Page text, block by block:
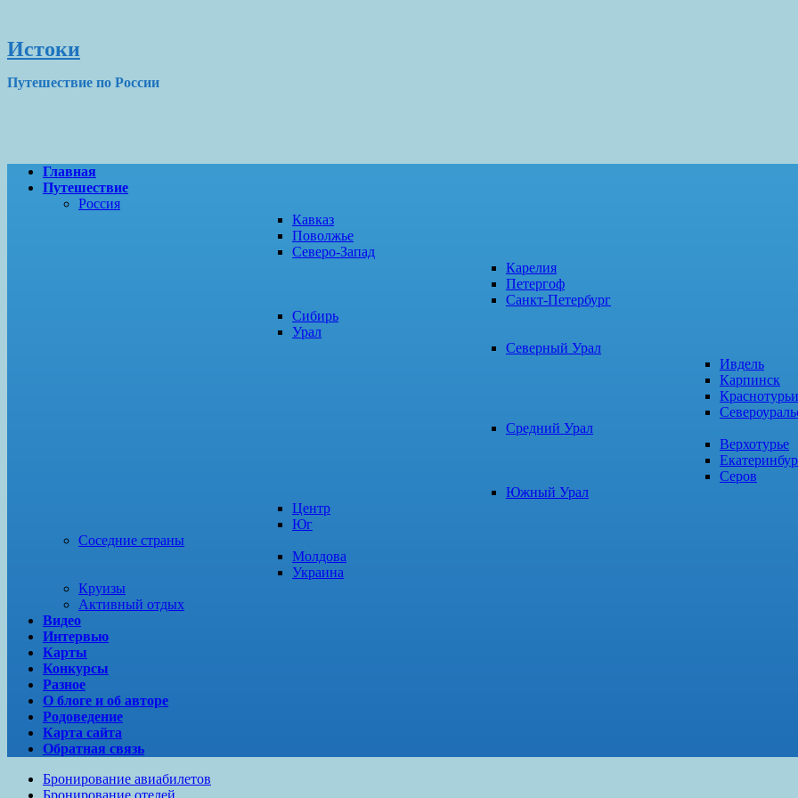
Истоки
Путешествие по России
Главная
Путешествие
Россия
Кавказ
Поволжье
Северо-Запад
Карелия
Петергоф
Санкт-Петербург
Сибирь
Урал
Северный Урал
Ивдель
Карпинск
Средний Урал
Верхотурье
Серов
Южный Урал
Центр
Юг
Соседние страны
Молдова
Украина
Круизы
Активный отдых
Видео
Интервью
Карты
Конкурсы
Разное
О блоге и об авторе
Родоведение
Карта сайта
Обратная связь
Бронирование авиабилетов
Бронирование отелей